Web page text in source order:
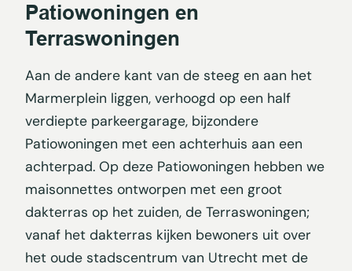
Patiowoningen en
Terraswoningen
Aan de andere kant van de steeg en aan het
Marmerplein liggen, verhoogd op een half
verdiepte parkeergarage, bijzondere
Patiowoningen met een achterhuis aan een
achterpad. Op deze Patiowoningen hebben we
maisonnettes ontworpen met een groot
dakterras op het zuiden, de Terraswoningen;
vanaf het dakterras kijken bewoners uit over
het oude stadscentrum van Utrecht met de